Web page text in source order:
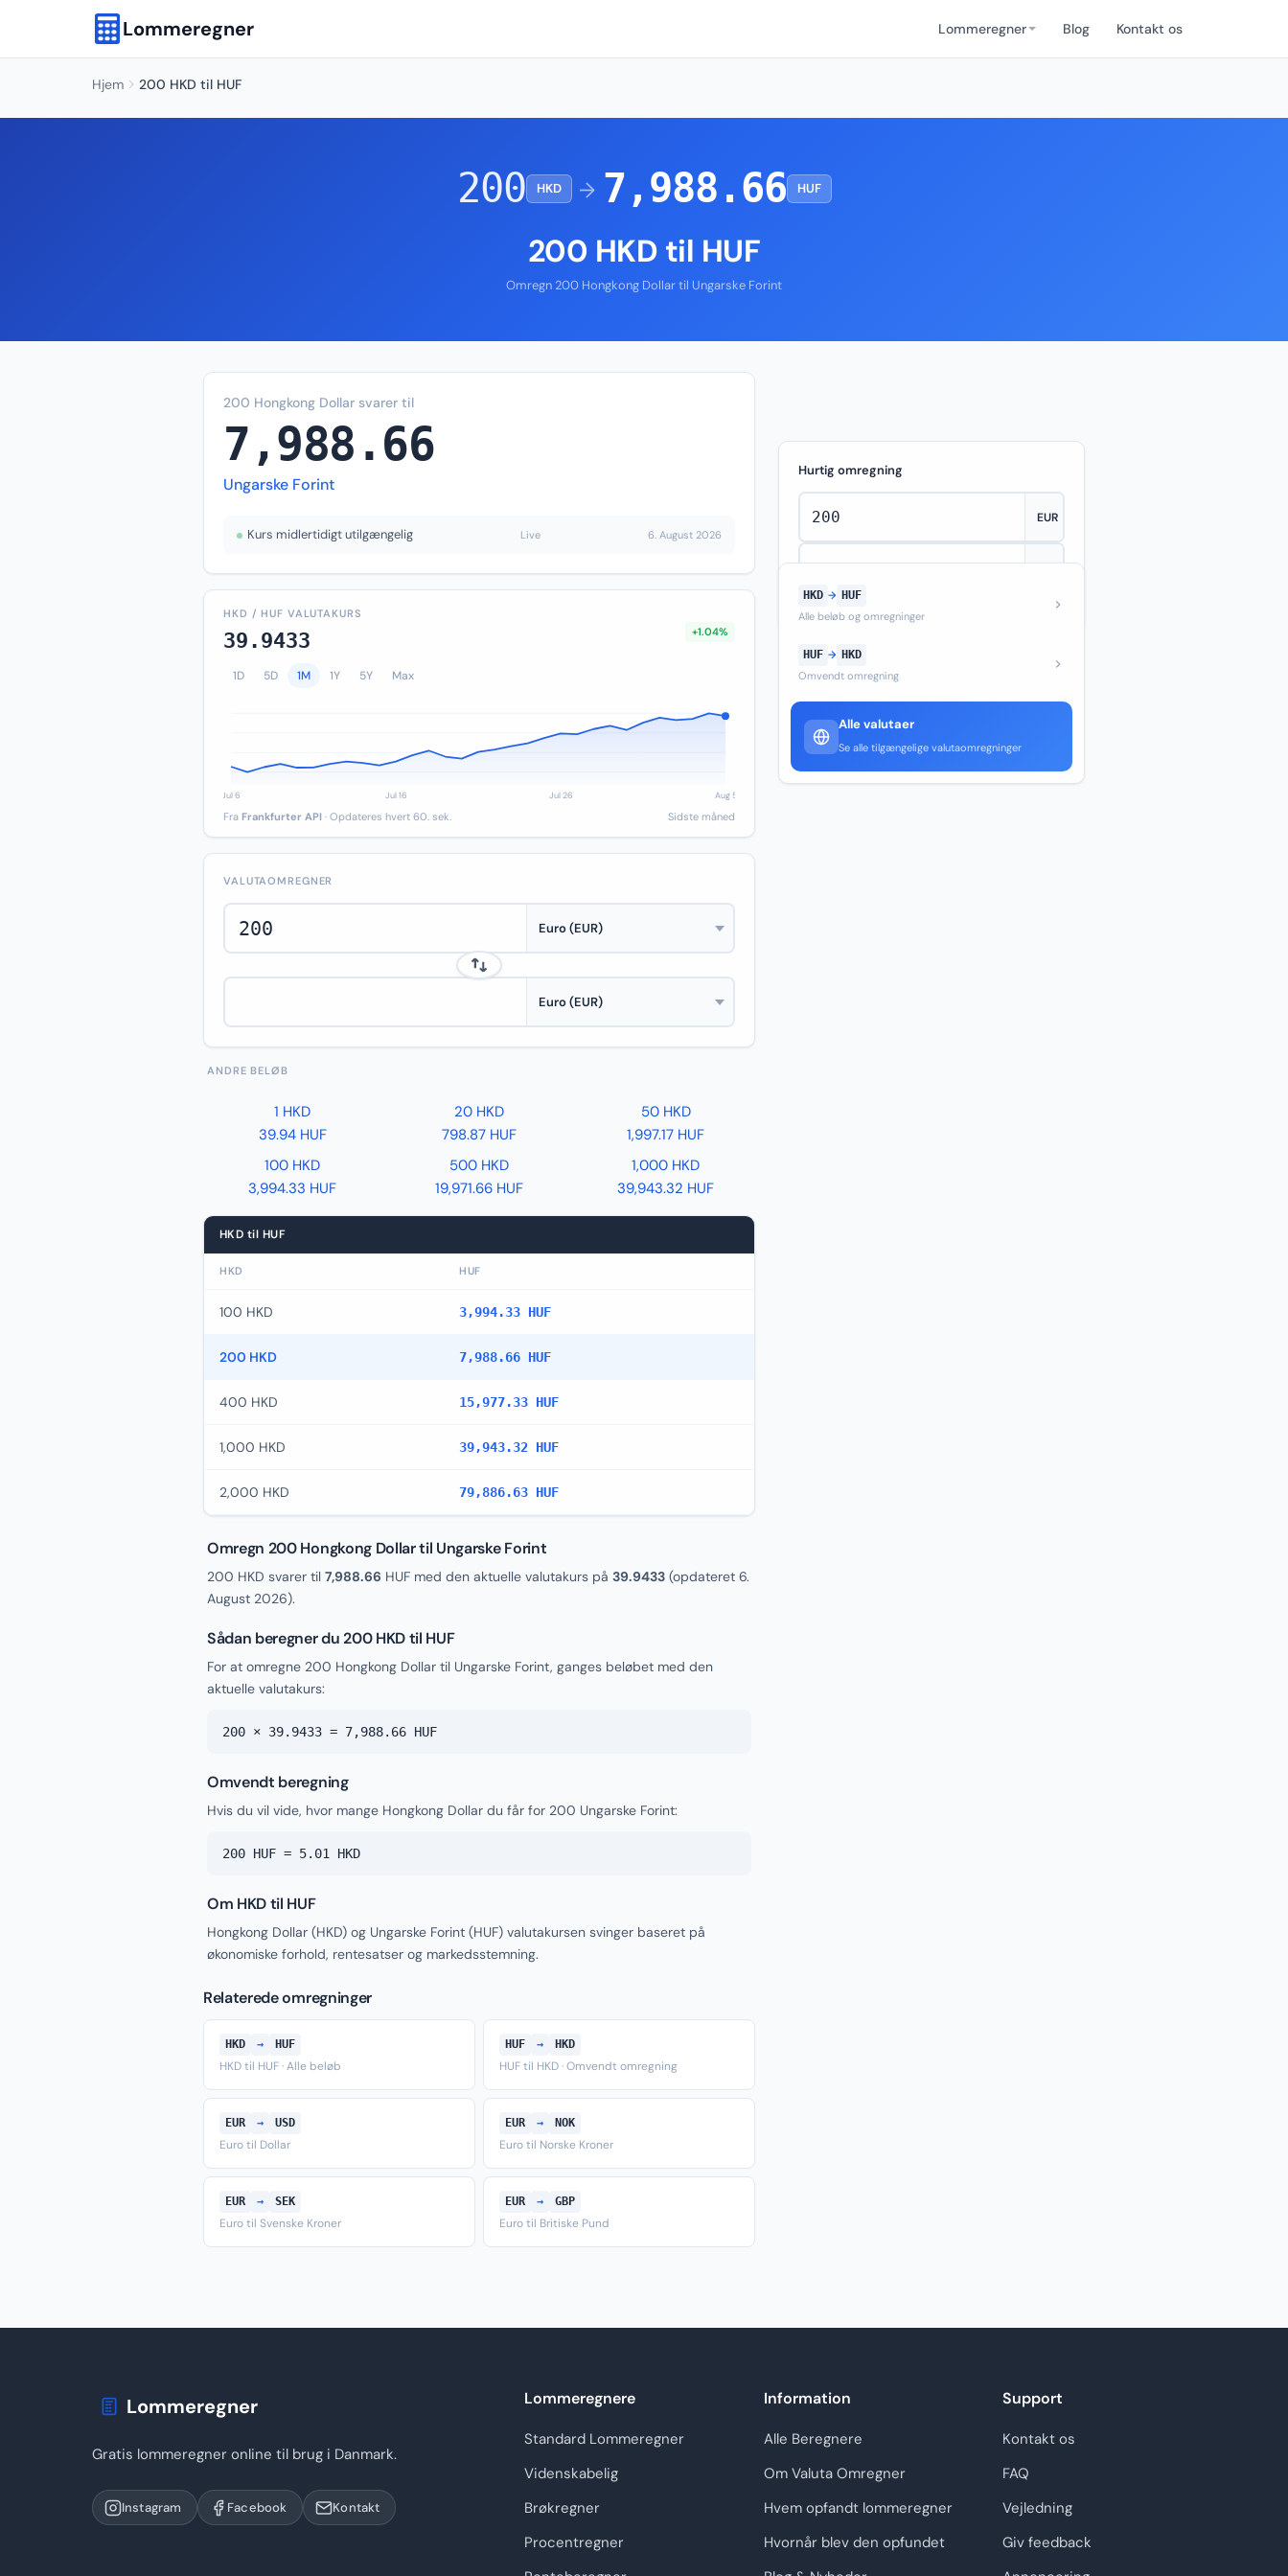
Lommeregner Lommeregner Blog Kontakt os
Hjem 200 HKD til HUF
200 HKD → 7,988.66 HUF
200 HKD til HUF
Omregn 200 Hongkong Dollar til Ungarske Forint
200 Hongkong Dollar svarer til
7,988.66
Ungarske Forint
Kurs midlertidigt utilgængelig Live 6. August 2026
HKD / HUF VALUTAKURS
39.9433 +1.04%
1D 5D 1M 1Y 5Y Max
Fra Frankfurter API · Opdateres hvert 60. sek. Sidste måned
VALUTAOMREGNER
ANDRE BELØB
1 HKD
39.94 HUF
20 HKD
798.87 HUF
50 HKD
1,997.17 HUF
100 HKD
3,994.33 HUF
500 HKD
19,971.66 HUF
1,000 HKD
39,943.32 HUF
HKD til HUF
HKD HUF
100 HKD 3,994.33 HUF
200 HKD 7,988.66 HUF
400 HKD 15,977.33 HUF
1,000 HKD 39,943.32 HUF
2,000 HKD 79,886.63 HUF
Omregn 200 Hongkong Dollar til Ungarske Forint
200 HKD svarer til 7,988.66 HUF med den aktuelle valutakurs på 39.9433 (opdateret 6.
August 2026).
Sådan beregner du 200 HKD til HUF
For at omregne 200 Hongkong Dollar til Ungarske Forint, ganges beløbet med den
aktuelle valutakurs:
200 × 39.9433 = 7,988.66 HUF
Omvendt beregning
Hvis du vil vide, hvor mange Hongkong Dollar du får for 200 Ungarske Forint:
200 HUF = 5.01 HKD
Om HKD til HUF
Hongkong Dollar (HKD) og Ungarske Forint (HUF) valutakursen svinger baseret på
økonomiske forhold, rentesatser og markedsstemning.
Relaterede omregninger
HKD → HUF
HKD til HUF · Alle beløb
HUF → HKD
HUF til HKD · Omvendt omregning
EUR → USD
Euro til Dollar
EUR → NOK
Euro til Norske Kroner
EUR → SEK
Euro til Svenske Kroner
EUR → GBP
Euro til Britiske Pund
Hurtig omregning
HKD → HUF
Alle beløb og omregninger
HUF → HKD
Omvendt omregning
Alle valutaer
Se alle tilgængelige valutaomregninger
Lommeregner
Gratis lommeregner online til brug i Danmark.
Instagram Facebook Kontakt
Lommeregnere
Standard Lommeregner
Videnskabelig
Brøkregner
Procentregner
Information
Alle Beregnere
Om Valuta Omregner
Hvem opfandt lommeregner
Hvornår blev den opfundet
Support
Kontakt os
FAQ
Vejledning
Giv feedback